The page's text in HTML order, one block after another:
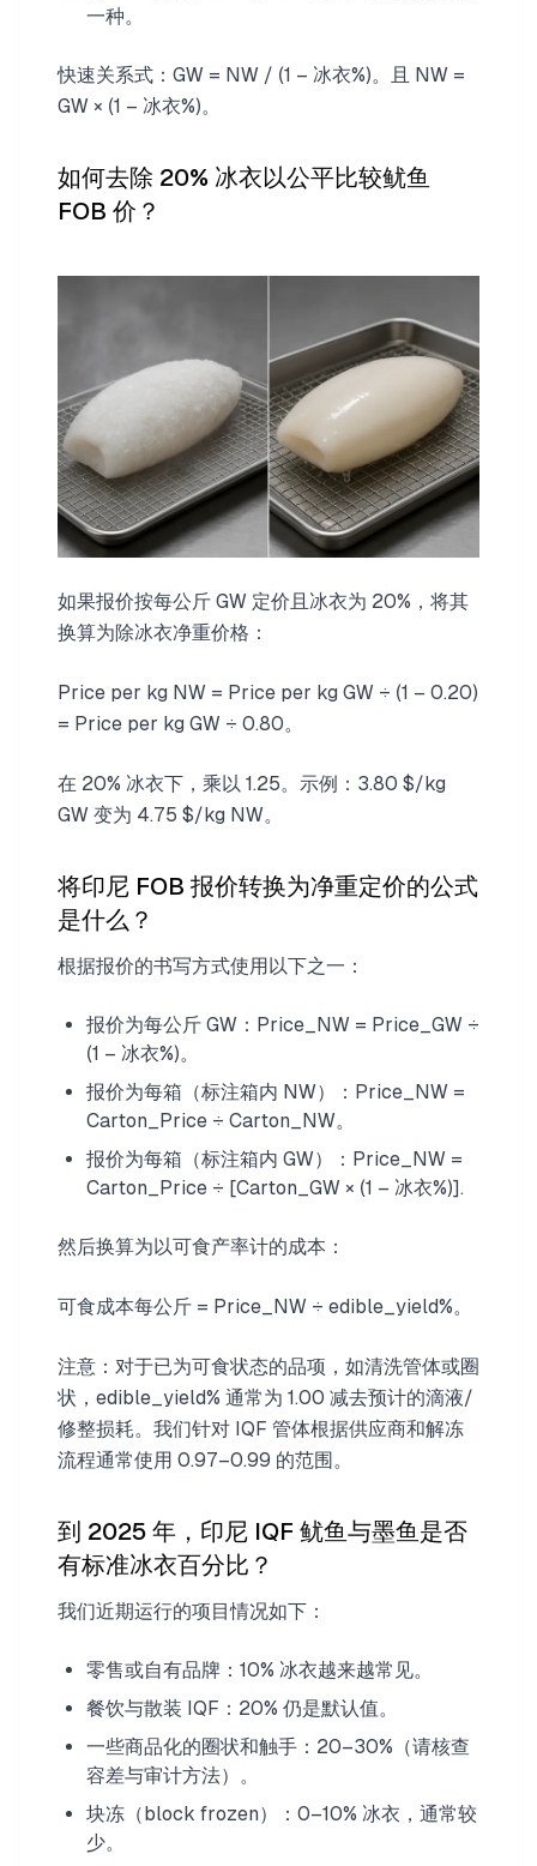
一种。
快速关系式：GW = NW / (1 – 冰衣%)。且 NW =
GW × (1 – 冰衣%)。
如何去除 20% 冰衣以公平比较鱿鱼
FOB 价？
如果报价按每公斤 GW 定价且冰衣为 20%，将其
换算为除冰衣净重价格：
Price per kg NW = Price per kg GW ÷ (1 – 0.20)
= Price per kg GW ÷ 0.80。
在 20% 冰衣下，乘以 1.25。示例：3.80 $/kg
GW 变为 4.75 $/kg NW。
将印尼 FOB 报价转换为净重定价的公式
是什么？
根据报价的书写方式使用以下之一：
报价为每公斤 GW：Price_NW = Price_GW ÷
(1 – 冰衣%)。
报价为每箱（标注箱内 NW）：Price_NW =
Carton_Price ÷ Carton_NW。
报价为每箱（标注箱内 GW）：Price_NW =
Carton_Price ÷ [Carton_GW × (1 – 冰衣%)].
然后换算为以可食产率计的成本：
可食成本每公斤 = Price_NW ÷ edible_yield%。
注意：对于已为可食状态的品项，如清洗管体或圈
状，edible_yield% 通常为 1.00 减去预计的滴液/
修整损耗。我们针对 IQF 管体根据供应商和解冻
流程通常使用 0.97–0.99 的范围。
到 2025 年，印尼 IQF 鱿鱼与墨鱼是否
有标准冰衣百分比？
我们近期运行的项目情况如下：
零售或自有品牌：10% 冰衣越来越常见。
餐饮与散装 IQF：20% 仍是默认值。
一些商品化的圈状和触手：20–30%（请核查
容差与审计方法）。
块冻（block frozen）：0–10% 冰衣，通常较
少。